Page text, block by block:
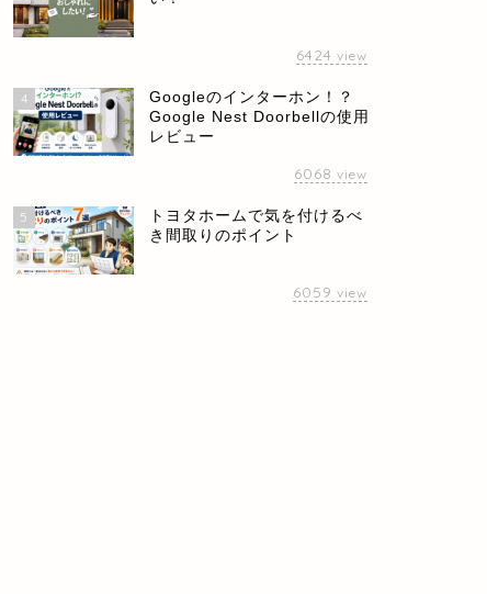
6424 view
4
Googleのインターホン！？
Google Nest Doorbellの使用
レビュー
6068 view
5
トヨタホームで気を付けるべ
き間取りのポイント
6059 view